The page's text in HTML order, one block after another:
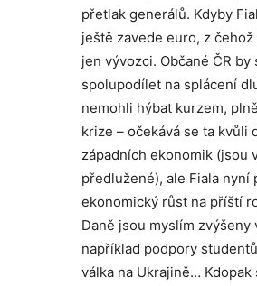
přetlak generálů. Kdyby
ještě zavede euro, z
jen vývozci. Občané ČR by
spolupodílet na splácení
nemohli hýbat kurzem,
krize – očekává se ta kvůli
západních ekonomik (jsou
předlužené), ale Fiala nyní
ekonomický růst na příští
Daně jsou myslím zvýšeny
například podpory
válka na Ukrajině…